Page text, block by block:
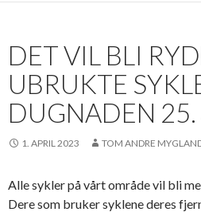
DET VIL BLI
UBRUKTE
DUGNADEN 25.
1. APRIL 2023 TOM ANDRE
Alle sykler på vårt område vil bli
Dere som bruker syklene deres